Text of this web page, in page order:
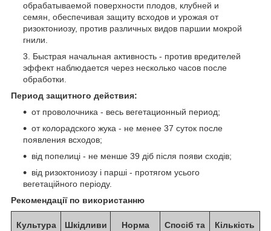
обрабатываемой поверхности плодов, клубней и
семян, обеспечивая защиту всходов и урожая от
ризоктониозу, против различных видов паршии мокрой
гнили.
Быстрая начальная активность - против вредителей
эффект наблюдается через несколько часов после
обработки.
Период защитного действия:
от проволочника - весь вегетационный период;
от колорадского жука - не менее 37 суток после
появления всходов;
від попелиці - не менше 39 діб після появи сходів;
від ризоктониозу і парші - протягом усього
вегетаційного періоду.
Рекомендації по використанню
Культура
Шкідливи
Норма
Спосіб та
Кількість